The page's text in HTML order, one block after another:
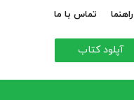
راهنما تماس با ما
آپلود کتاب